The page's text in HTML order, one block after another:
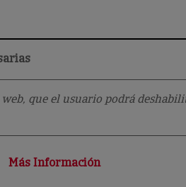
que el usuario podrá
Más Información